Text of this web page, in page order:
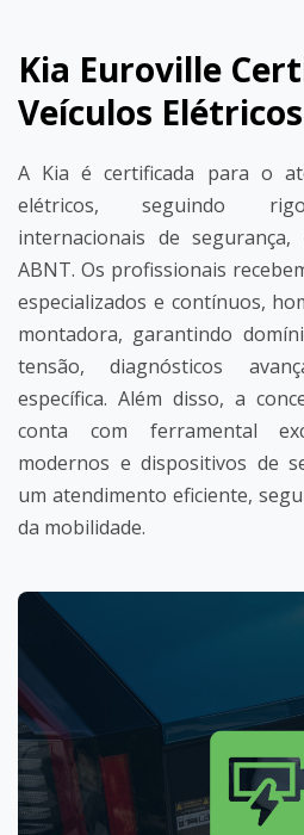
Kia Euroville
Veículos Elétricos
A Kia é certificada para o
elétricos, seguindo
internacionais de
ABNT. Os profissionais
especializados e contínuos,
montadora, garantindo
tensão, diagnósticos
específica. Além disso, a
conta com ferramental
modernos e dispositivos de
um atendimento eficiente,
da mobilidade.